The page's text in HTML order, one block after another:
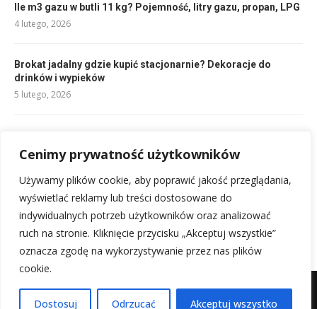
Cenimy prywatność użytkowników
Używamy plików cookie, aby poprawić jakość przeglądania,
wyświetlać reklamy lub treści dostosowane do
indywidualnych potrzeb użytkowników oraz analizować
ruch na stronie. Kliknięcie przycisku „Akceptuj wszystkie”
oznacza zgodę na wykorzystywanie przez nas plików
cookie.
Dostosuj Odrzucać Akceptuj wszystko
Ile m3 gazu w butli 11 kg? Pojemność, litry gazu, propan, LPG
4 lutego, 2026
Brokat jadalny gdzie kupić stacjonarnie? Dekoracje do
drinków i wypieków
5 lutego, 2026
8 lutego, 2026
Kapuśniak przepis: Prosty, sycący i pyszny obiad dla każdego
8 lutego, 2026
Mapa witryny Kontakt z nami